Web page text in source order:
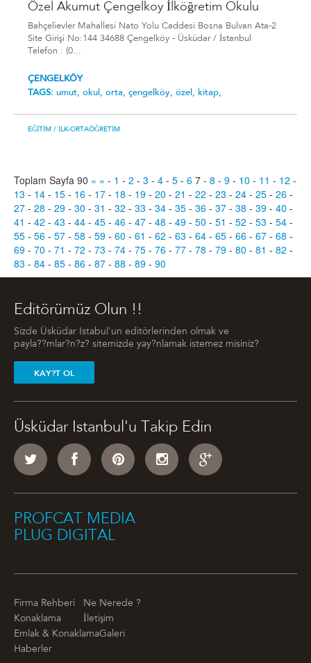
Özel Akumut Çengelkoy İlköğretim Okulu
Bahçelievler Mahallesi Nato Yolu Caddesi Bosna Bulvarı Ata-2
Site Girişi No:144 34688 Çengelköy - Üsküdar / İstanbul
Telefon : (0...
ÇENGELKÖY
TAGS: umut, okul, orta, çengelköy, özel, kitap,
EĞITIM / İLK-ORTAÖĞRETIM
Toplam Sayfa 90 « » - 1 - 2 - 3 - 4 - 5 - 6 7 - 8 - 9 - 10 - 11 - 12 -
13 - 14 - 15 - 16 - 17 - 18 - 19 - 20 - 21 - 22 - 23 - 24 - 25 - 26 -
27 - 28 - 29 - 30 - 31 - 32 - 33 - 34 - 35 - 36 - 37 - 38 - 39 - 40 -
41 - 42 - 43 - 44 - 45 - 46 - 47 - 48 - 49 - 50 - 51 - 52 - 53 - 54 -
55 - 56 - 57 - 58 - 59 - 60 - 61 - 62 - 63 - 64 - 65 - 66 - 67 - 68 -
69 - 70 - 71 - 72 - 73 - 74 - 75 - 76 - 77 - 78 - 79 - 80 - 81 - 82 -
83 - 84 - 85 - 86 - 87 - 88 - 89 - 90
Editörümüz Olun !!
Sizde Üsküdar Istabul'un editörlerinden olmak ve
payla??mlar?n?z? sitemizde yay?nlamak istemez misiniz?
KAY?T OL
Üsküdar Istanbul'u Takip Edin
PROFCAT MEDIA
PLUG DIGITAL
Firma Rehberi
Ne Nerede ?
Konaklama
İletişim
Emlak & KonaklamaGaleri
Haberler